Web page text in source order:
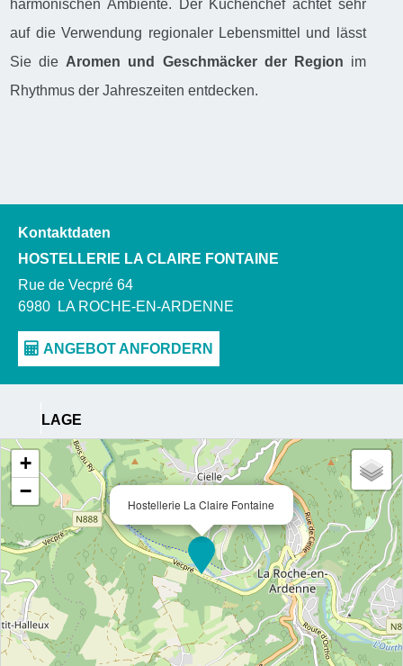
harmonischen Ambiente. Der Küchenchef achtet sehr
auf die Verwendung regionaler Lebensmittel und lässt
Sie die Aromen und Geschmäcker der Region im
Rhythmus der Jahreszeiten entdecken.
Kontaktdaten
HOSTELLERIE LA CLAIRE FONTAINE
Rue de Vecpré 64
6980
LA ROCHE-EN-ARDENNE
LAGE
Hostellerie La Claire Fontaine
+
−